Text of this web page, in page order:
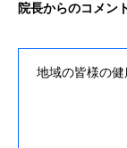
院長からのコメン
地域の皆様の